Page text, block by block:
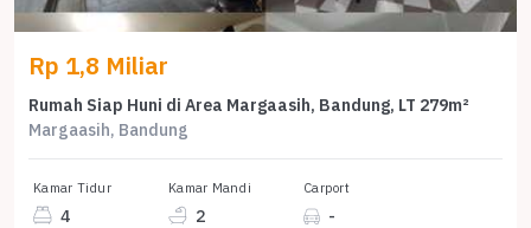
Rp 1,8 Miliar
Rumah Siap Huni di Area Margaasih, Bandung, LT 279m²
Margaasih, Bandung
Kamar Tidur
4
Kamar Mandi
2
Carport
-